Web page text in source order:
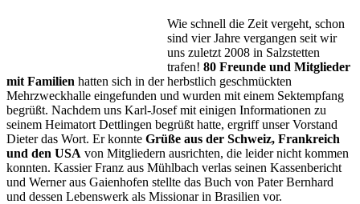
Wie schnell die Zeit vergeht, schon
sind vier Jahre vergangen seit wir
uns zuletzt 2008 in Salzstetten
trafen! 80 Freunde und Mitglieder
mit Familien hatten sich in der herbstlich geschmückten
Mehrzweckhalle eingefunden und wurden mit einem Sektempfang
begrüßt. Nachdem uns Karl-Josef mit einigen Informationen zu
seinem Heimatort Dettlingen begrüßt hatte, ergriff unser Vorstand
Dieter das Wort. Er konnte Grüße aus der Schweiz, Frankreich
und den USA von Mitgliedern ausrichten, die leider nicht kommen
konnten. Kassier Franz aus Mühlbach verlas seinen Kassenbericht
und Werner aus Gaienhofen stellte das Buch von Pater Bernhard
und dessen Lebenswerk als Missionar in Brasilien vor.